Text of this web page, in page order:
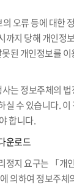
오류 등에 대한
까지 당해 개인정
된 개인정보를
는 정보주체의
실 수 있습니다. 이
합니다.
운로드
정지 요구는 「개
의하여 정보주